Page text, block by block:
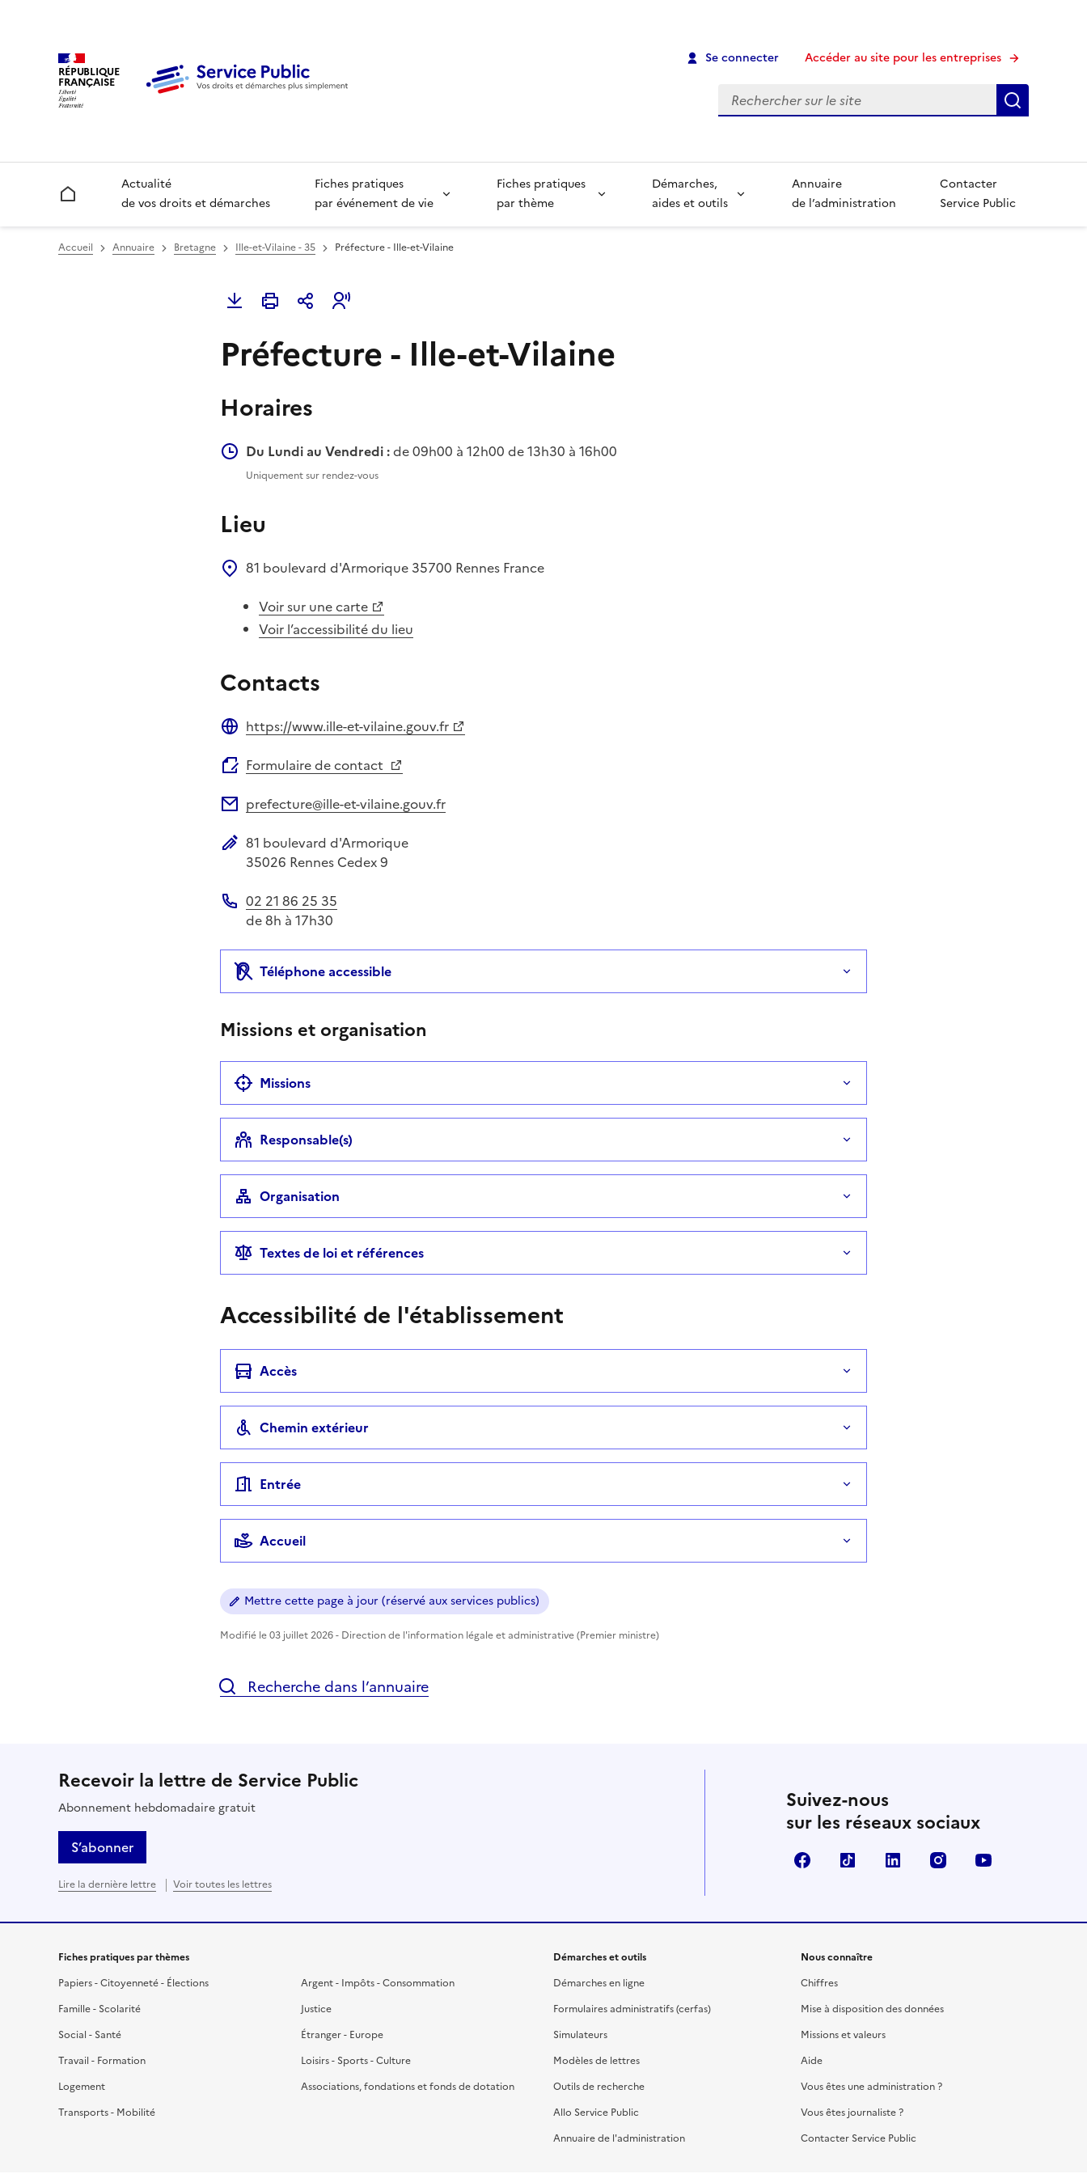
RÉPUBLIQUE
FRANÇAISE
Se connecter Accéder au site pour les entreprises
Recherche
Accueil
Actualité
de vos droits et démarches
Fiches pratiques
par événement de vie
Fiches pratiques
par thème
Démarches,
aides et outils
Annuaire
de l’administration
Contacter
Service Public
Accueil Annuaire Bretagne Ille-et-Vilaine - 35 Préfecture - Ille-et-Vilaine
Préfecture - Ille-et-Vilaine
Horaires
Du Lundi au Vendredi :de 09h00 à 12h00 de 13h30 à 16h00
Uniquement sur rendez-vous
Lieu
81 boulevard d'Armorique 35700 Rennes France
Voir sur une carte
Voir l’accessibilité du lieu
Contacts
https://www.ille-et-vilaine.gouv.fr
Formulaire de contact
prefecture@ille-et-vilaine.gouv.fr
Adresse postale
81 boulevard d'Armorique
35026 Rennes Cedex 9
Téléphone
02 21 86 25 35
de 8h à 17h30
Téléphone accessible
Missions et organisation
Missions
Responsable(s)
Organisation
Textes de loi et références
Accessibilité de l'établissement
Accès
Chemin extérieur
Entrée
Accueil
Mettre cette page à jour (réservé aux services publics)
Modifié le 03 juillet 2026 - Direction de l'information légale et administrative (Premier ministre)
Recherche dans l’annuaire
Recevoir la lettre de Service Public
Abonnement hebdomadaire gratuit
S’abonner
Lire la dernière lettre Voir toutes les lettres
Suivez-nous
sur les réseaux sociaux
FacebookTikTok LinkedIn Instagram
Fiches pratiques par thèmes
Papiers - Citoyenneté - Élections
Famille - Scolarité
Social - Santé
Travail - Formation
Logement
Transports - Mobilité
Argent - Impôts - Consommation
Justice
Étranger - Europe
Loisirs - Sports - Culture
Associations, fondations et fonds de dotation
Démarches et outils
Démarches en ligne
Formulaires administratifs (cerfas)
Simulateurs
Modèles de lettres
Outils de recherche
Allo Service Public
Annuaire de l'administration
Nous connaître
Chiffres
Mise à disposition des données
Missions et valeurs
Aide
Vous êtes une administration ?
Vous êtes journaliste ?
Contacter Service Public